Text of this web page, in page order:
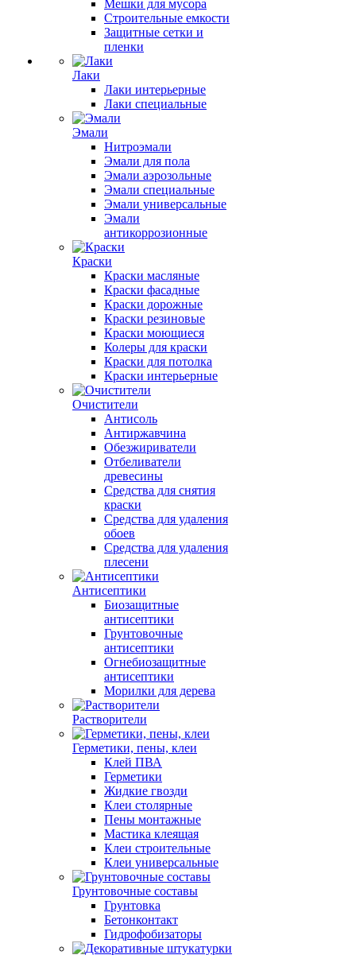
Мешки для мусора
Строительные емкости
Защитные сетки и
пленки
Лаки
Лаки интерьерные
Лаки специальные
Эмали
Нитроэмали
Эмали для пола
Эмали аэрозольные
Эмали специальные
Эмали универсальные
Эмали
антикоррозионные
Краски
Краски масляные
Краски фасадные
Краски дорожные
Краски резиновые
Краски моющиеся
Колеры для краски
Краски для потолка
Краски интерьерные
Очистители
Антисоль
Антиржавчина
Обезжириватели
Отбеливатели
древесины
Средства для снятия
краски
Средства для удаления
обоев
Средства для удаления
плесени
Антисептики
Биозащитные
антисептики
Грунтовочные
антисептики
Огнебиозащитные
антисептики
Морилки для дерева
Растворители
Герметики, пены, клеи
Клей ПВА
Герметики
Жидкие гвозди
Клеи столярные
Пены монтажные
Мастика клеящая
Клеи строительные
Клеи универсальные
Грунтовочные составы
Грунтовка
Бетонконтакт
Гидрофобизаторы